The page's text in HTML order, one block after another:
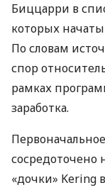
Биццарри в
которых
По словам
спор
рамках
заработка.
сосредоточено
«дочки» Kering